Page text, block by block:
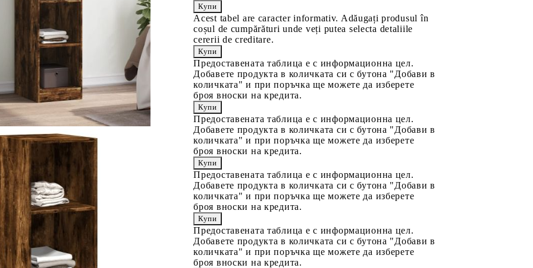
Acest tabel are caracter informativ. Adăugați produsul în
coșul de cumpărături unde veți putea selecta detaliile
cererii de creditare.
Предоставената таблица е с информационна цел.
Добавете продукта в количката си с бутона "Добави в
количката" и при поръчка ще можете да изберете
броя вноски на кредита.
Предоставената таблица е с информационна цел.
Добавете продукта в количката си с бутона "Добави в
количката" и при поръчка ще можете да изберете
броя вноски на кредита.
Предоставената таблица е с информационна цел.
Добавете продукта в количката си с бутона "Добави в
количката" и при поръчка ще можете да изберете
броя вноски на кредита.
Предоставената таблица е с информационна цел.
Добавете продукта в количката си с бутона "Добави в
количката" и при поръчка ще можете да изберете
броя вноски на кредита.